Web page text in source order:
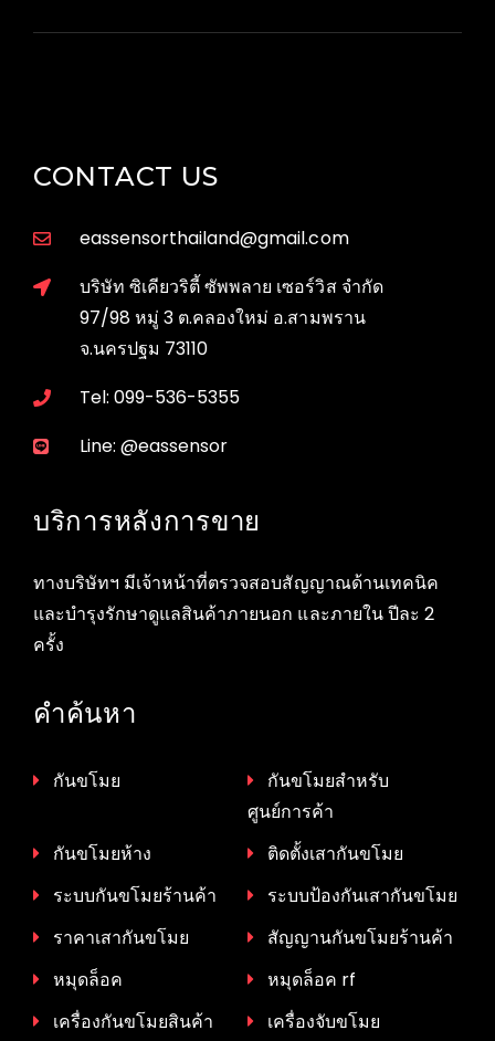
CONTACT US
eassensorthailand@gmail.com
บริษัท ซิเคียวริตี้ ซัพพลาย เซอร์วิส จำกัด
97/98 หมู่ 3 ต.คลองใหม่ อ.สามพราน
จ.นครปฐม 73110
Tel: 099-536-5355
Line: @eassensor
บริการหลังการขาย
ทางบริษัทฯ มีเจ้าหน้าที่ตรวจสอบสัญญาณด้านเทคนิค
และบำรุงรักษาดูแลสินค้าภายนอก และภายใน ปีละ 2
ครั้ง
คำค้นหา
กันขโมย
กันขโมยสำหรับ
ศูนย์การค้า
กันขโมยห้าง
ติดตั้งเสากันขโมย
ระบบกันขโมยร้านค้า
ระบบป้องกันเสากันขโมย
ราคาเสากันขโมย
สัญญานกันขโมยร้านค้า
หมุดล็อค
หมุดล็อค rf
เครื่องกันขโมยสินค้า
เครื่องจับขโมย